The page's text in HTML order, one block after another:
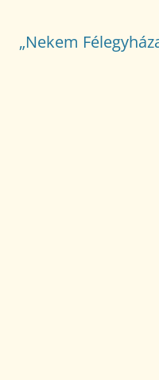
„Nekem